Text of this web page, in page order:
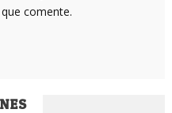
comente.